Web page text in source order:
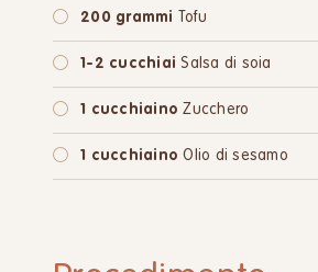
200 grammi Tofu
1-2 cucchiai Salsa di soia
1 cucchiaino Zucchero
1 cucchiaino Olio di sesamo